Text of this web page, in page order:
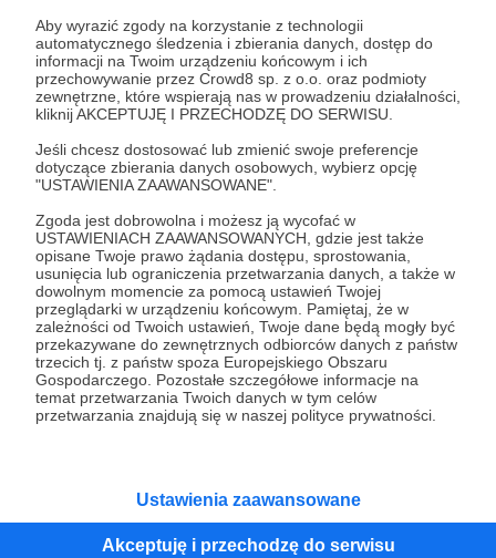
Aby wyrazić zgody na korzystanie z technologii
automatycznego śledzenia i zbierania danych, dostęp do
informacji na Twoim urządzeniu końcowym i ich
przechowywanie przez Crowd8 sp. z o.o. oraz podmioty
zewnętrzne, które wspierają nas w prowadzeniu działalności,
kliknij AKCEPTUJĘ I PRZECHODZĘ DO SERWISU.
Jeśli chcesz dostosować lub zmienić swoje preferencje
dotyczące zbierania danych osobowych, wybierz opcję
"USTAWIENIA ZAAWANSOWANE".
Zgoda jest dobrowolna i możesz ją wycofać w
USTAWIENIACH ZAAWANSOWANYCH, gdzie jest także
opisane Twoje prawo żądania dostępu, sprostowania,
usunięcia lub ograniczenia przetwarzania danych, a także w
dowolnym momencie za pomocą ustawień Twojej
przeglądarki w urządzeniu końcowym. Pamiętaj, że w
zależności od Twoich ustawień, Twoje dane będą mogły być
przekazywane do zewnętrznych odbiorców danych z państw
trzecich tj. z państw spoza Europejskiego Obszaru
Gospodarczego. Pozostałe szczegółowe informacje na
temat przetwarzania Twoich danych w tym celów
przetwarzania znajdują się w naszej polityce prywatności.
Ustawienia zaawansowane
Akceptuję i przechodzę do serwisu
Czy na pewno chcesz kontynuować?
Tak, przejdź do strony
Kategorie
O Patronite
Dodatkowe produkty
Pomoc
RegulaminPolityka prywatnościPatronite Commons
Unia Europejska